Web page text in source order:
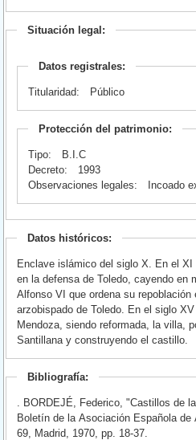
Situación legal:
Datos registrales:
Titularidad: Público
Protección del patrimonio:
Tipo:
B.I.C
Decreto:
1993
Observaciones legales:
Incoado
Datos históricos:
Enclave islámico del siglo X. En el
en la defensa de Toledo, cayendo en
Alfonso VI que ordena su repoblación en el
arzobispado de Toledo. En el siglo
Mendoza, siendo reformada, la villa,
Santillana y construyendo el castillo.
Bibliografía:
. BORDEJÉ, Federico, "Castillos de
Boletín de la Asociación Española
69, Madrid, 1970, pp. 18-37.